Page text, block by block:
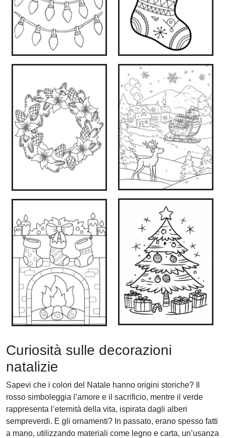
Curiosità sulle decorazioni
natalizie
Sapevi che i colori del Natale hanno origini storiche? Il
rosso simboleggia l’amore e il sacrificio, mentre il verde
rappresenta l’eternità della vita, ispirata dagli alberi
sempreverdi. E gli ornamenti? In passato, erano spesso fatti
a mano, utilizzando materiali come legno e carta, un’usanza